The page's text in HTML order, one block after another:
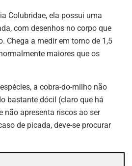
Colubridae, ela possui uma
com desenhos no corpo que
Chega a medir em torno de 1,5
maiores que os
a cobra-do-milho não
bastante dócil (claro que há
não apresenta riscos ao ser
de picada, deve-se procurar